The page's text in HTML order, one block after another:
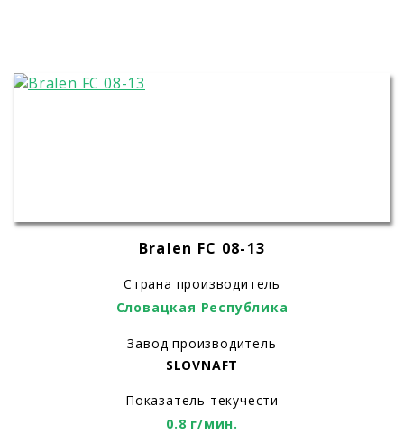
Bralen FC 08-13
Страна производитель
Словацкая Республика
Завод производитель
SLOVNAFT
Показатель текучести
0.8 г/мин.